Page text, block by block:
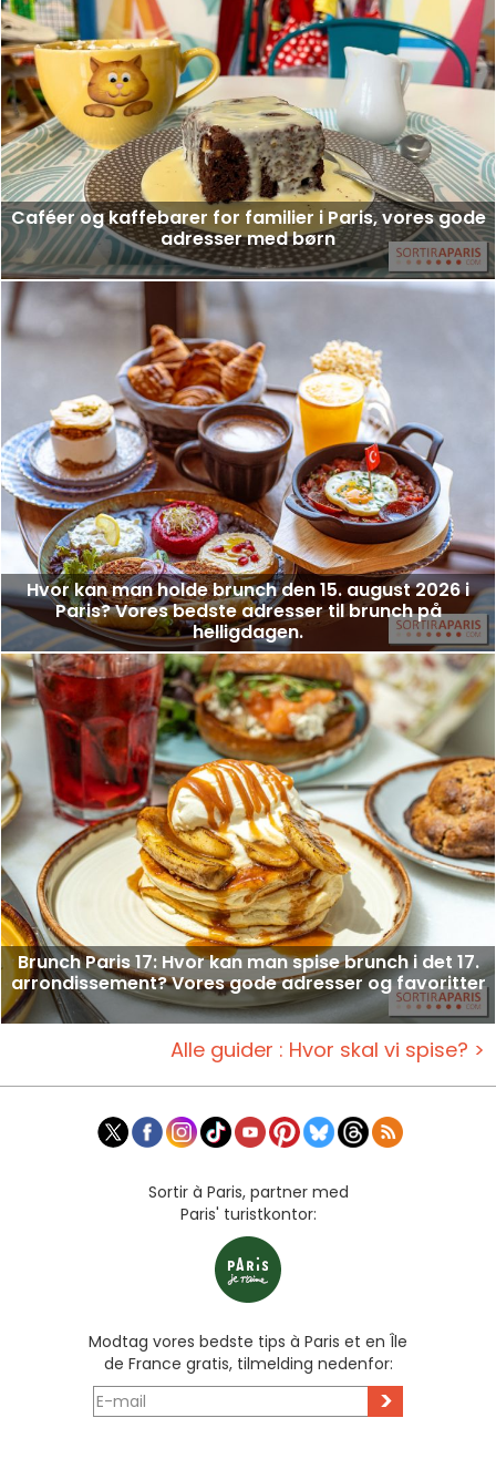
Caféer og kaffebarer for familier i Paris, vores gode
adresser med børn
Hvor kan man holde brunch den 15. august 2026 i
Paris? Vores bedste adresser til brunch på
helligdagen.
Brunch Paris 17: Hvor kan man spise brunch i det 17.
arrondissement? Vores gode adresser og favoritter
Alle guider : Hvor skal vi spise? >
Sortir à Paris, partner med
Paris' turistkontor:
Modtag vores bedste tips à Paris et en Île
de France gratis, tilmelding nedenfor:
>